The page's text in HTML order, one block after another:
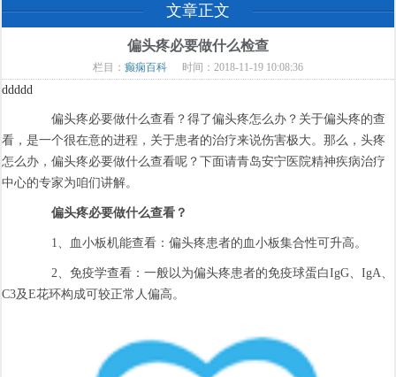
文章正文
偏头疼必要做什么检查
栏目： 癫痫百科 时间：2018-11-19 10:08:36
ddddd
偏头疼必要做什么查看？得了偏头疼怎么办？关于偏头疼的查
看，是一个很在意的进程，关于患者的治疗来说伤害极大。那么，头疼
怎么办，偏头疼必要做什么查看呢？下面请青岛安宁医院精神疾病治疗
中心的专家为咱们讲解。
偏头疼必要做什么查看？
1、血小板机能查看：偏头疼患者的血小板集合性可升高。
2、免疫学查看：一般以为偏头疼患者的免疫球蛋白IgG、IgA、
C3及E花环构成可较正常人偏高。